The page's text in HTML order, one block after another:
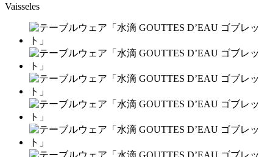
Vaisseles